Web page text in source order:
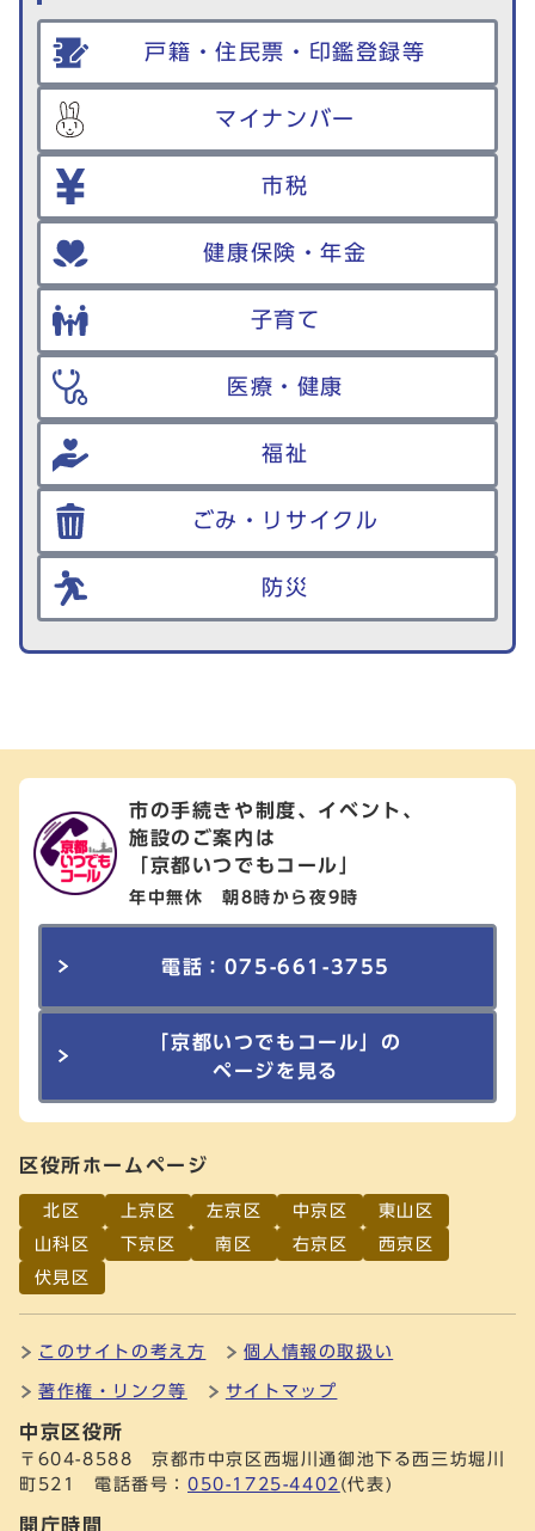
戸籍・住民票・印鑑登録等
マイナンバー
市税
健康保険・年金
子育て
医療・健康
福祉
ごみ・リサイクル
防災
市の手続きや制度、イベント、
施設のご案内は
「京都いつでもコール」
年中無休 朝8時から夜9時
電話：075-661-3755
「京都いつでもコール」の
ページを見る
区役所ホームページ
北区 上京区 左京区 中京区
東山区
山科区
下京区 南区 右京区
西京区
伏見区
このサイトの考え方 個人情報の取扱い
著作権・リンク等 サイトマップ
中京区役所
〒604-8588 京都市中京区西堀川通御池下る西三坊堀川
町521 電話番号： 050-1725-4402 (代表)
開庁時間